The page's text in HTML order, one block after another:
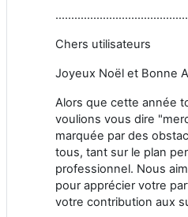
Chers utilisateurs
Joyeux Noël et Bonne
Alors que cette année
voulions vous dire
marquée par des
tous, tant sur le plan
professionnel. Nous
pour apprécier votre
votre contribution aux